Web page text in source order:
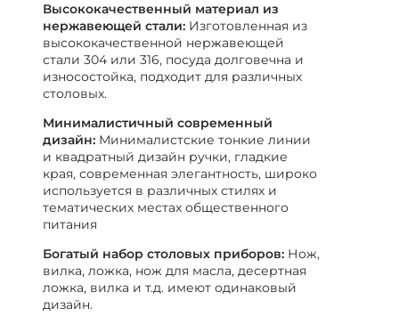
Высококачественный материал из
нержавеющей стали: Изготовленная из
высококачественной нержавеющей
стали 304 или 316, посуда долговечна и
износостойка, подходит для различных
столовых.
Минималистичный современный
дизайн: Минималистские тонкие линии
и квадратный дизайн ручки, гладкие
края, современная элегантность, широко
используется в различных стилях и
тематических местах общественного
питания
Богатый набор столовых приборов: Нож,
вилка, ложка, нож для масла, десертная
ложка, вилка и т.д. имеют одинаковый
дизайн.